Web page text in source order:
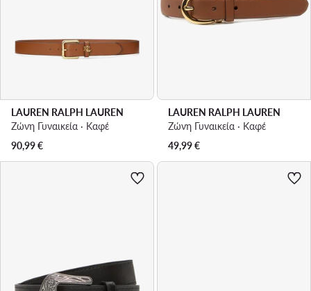
LAUREN RALPH LAUREN
Ζώνη Γυναικεία · Καφέ
90,99€
LAUREN RALPH LAUREN
Ζώνη Γυναικεία · Καφέ
49,99€